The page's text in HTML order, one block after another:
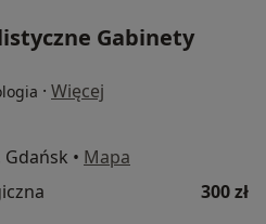
Gabinety
· Więcej
• Mapa
300 zł